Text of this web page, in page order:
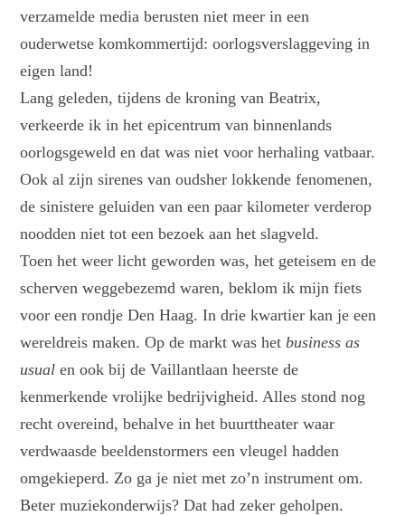
verzamelde media berusten niet meer in een
ouderwetse komkommertijd: oorlogsverslaggeving in
eigen land!
Lang geleden, tijdens de kroning van Beatrix,
verkeerde ik in het epicentrum van binnenlands
oorlogsgeweld en dat was niet voor herhaling vatbaar.
Ook al zijn sirenes van oudsher lokkende fenomenen,
de sinistere geluiden van een paar kilometer verderop
noodden niet tot een bezoek aan het slagveld.
Toen het weer licht geworden was, het geteisem en de
scherven weggebezemd waren, beklom ik mijn fiets
voor een rondje Den Haag. In drie kwartier kan je een
wereldreis maken. Op de markt was hetbusiness as
usual en ook bij de Vaillantlaan heerste de
kenmerkende vrolijke bedrijvigheid. Alles stond nog
recht overeind, behalve in het buurttheater waar
verdwaasde beeldenstormers een vleugel hadden
omgekieperd. Zo ga je niet met zo’n instrument om.
Beter muziekonderwijs? Dat had zeker geholpen.